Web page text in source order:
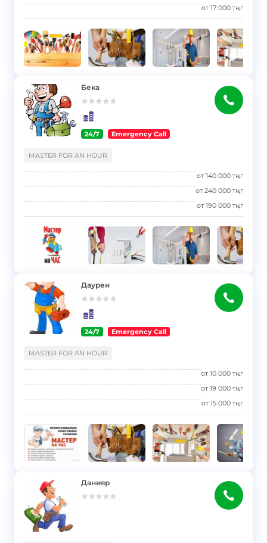
от17 000 тңг
Бека
24/7 Emergency Call
MASTER FOR AN HOUR
от140 000 тңг
от240 000 тңг
от190 000 тңг
Даурен
24/7 Emergency Call
MASTER FOR AN HOUR
от10 000 тңг
от19 000 тңг
от15 000 тңг
Данияр